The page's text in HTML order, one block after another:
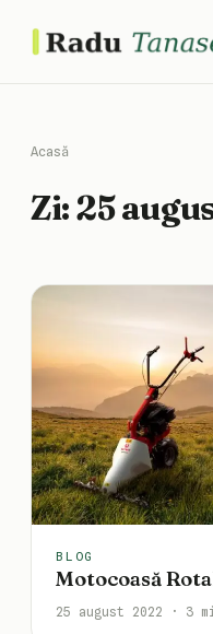
Acasă
Zi:25
BLOG
Motocoasă
25 august 2022 · 3